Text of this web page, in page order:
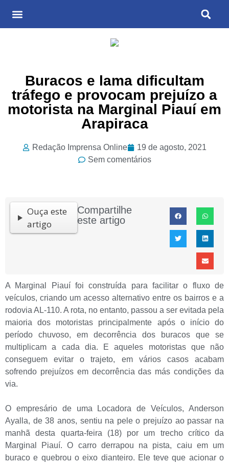
Buracos e lama dificultam
tráfego e provocam prejuízo a
motorista na Marginal Piauí em
Arapiraca
Redação Imprensa Online
19 de agosto, 2021
Sem comentários
Ouça este
artigo
Compartilhe
este artigo
A Marginal Piauí foi construída para facilitar o fluxo de
veículos, criando um acesso alternativo entre os bairros e a
rodovia AL-110. A rota, no entanto, passou a ser evitada pela
maioria dos motoristas principalmente após o início do
período chuvoso, em decorrência dos buracos que se
multiplicam a cada dia. E aqueles motoristas que não
conseguem evitar o trajeto, em vários casos acabam
sofrendo prejuízos em decorrência das más condições da
via.
O empresário de uma Locadora de Veículos, Anderson
Ayalla, de 38 anos, sentiu na pele o prejuízo ao passar na
manhã desta quarta-feira (18) por um trecho crítico da
Marginal Piauí. O carro derrapou na pista, caiu em um
buraco e quebrou o eixo dianteiro. Ele teve que acionar o